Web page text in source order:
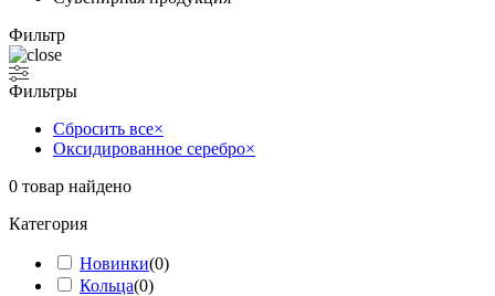
Фильтр
Фильтры
Сбросить все×
Оксидированное серебро×
0 товар найдено
Категория
Новинки(0)
Кольца(0)